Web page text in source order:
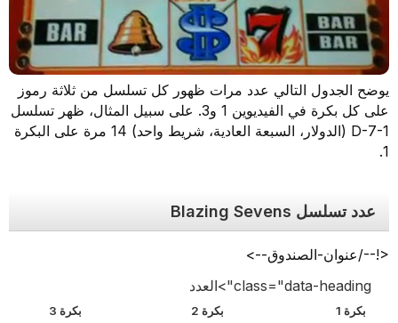
يوضح الجدول التالي عدد مرات ظهور كل تسلسل من ثلاثة رموز
على كل بكرة في الفيديوين 1 و3. على سبيل المثال، ظهر تسلسل
D-7-1 (الدولار، السبعة العادية، شريط واحد) 14 مرة على البكرة
عدد تسلسل Blazing Sevens
<!--/عنوان-الصندوق-->
class="data-heading">العدد
بكرة 1 بكرة 2
بكرة 3